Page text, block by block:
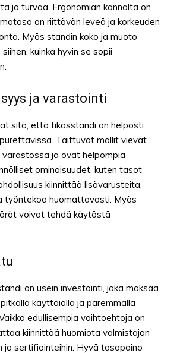
ja turvaa. Ergonomian kannalta on
on riittävän leveä ja korkeuden
Myös standin koko ja muoto
kuinka hyvin se sopii
ja varastointi
sitä, että tikasstandi on helposti
Taittuvat mallit vievät
ja ovat helpompia
ominaisuudet, kuten tasot
kiinnittää lisävarusteita,
työntekoa huomattavasti. Myös
voivat tehdä käytöstä
on usein investointi, joka maksaa
käyttöiällä ja paremmalla
edullisempia vaihtoehtoja on
kiinnittää huomiota valmistajan
ja sertifiointeihin. Hyvä tasapaino